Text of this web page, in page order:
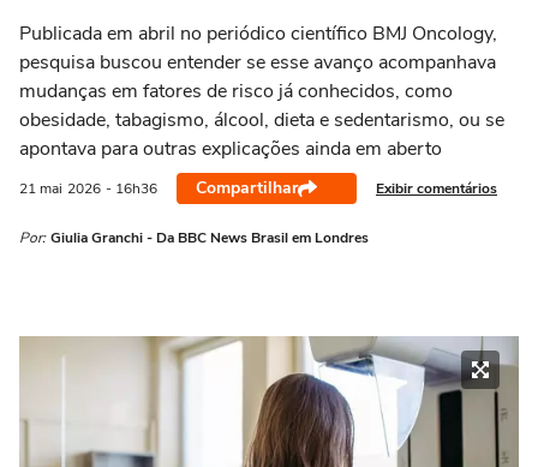
Publicada em abril no periódico científico BMJ Oncology,
pesquisa buscou entender se esse avanço acompanhava
mudanças em fatores de risco já conhecidos, como
obesidade, tabagismo, álcool, dieta e sedentarismo, ou se
apontava para outras explicações ainda em aberto
21 mai 2026 - 16h36 Compartilhar Exibir comentários
Por: Giulia Granchi - Da BBC News Brasil em Londres